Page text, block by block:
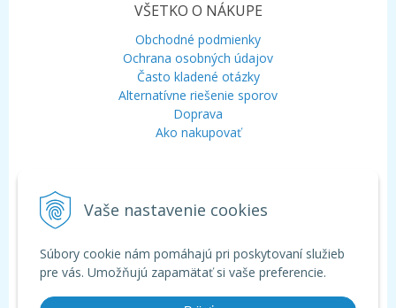
Vaše nastavenie cookies
Súbory cookie nám pomáhajú pri poskytovaní služieb
pre vás. Umožňujú zapamätať si vaše preferencie.
VŠETKO O NÁKUPE
Obchodné podmienky
Ochrana osobných údajov
Často kladené otázky
Alternatívne riešenie sporov
Doprava
Ako nakupovať
Mobil:+421 948 120 323
Chat:WhatsApp
Chat:Viber